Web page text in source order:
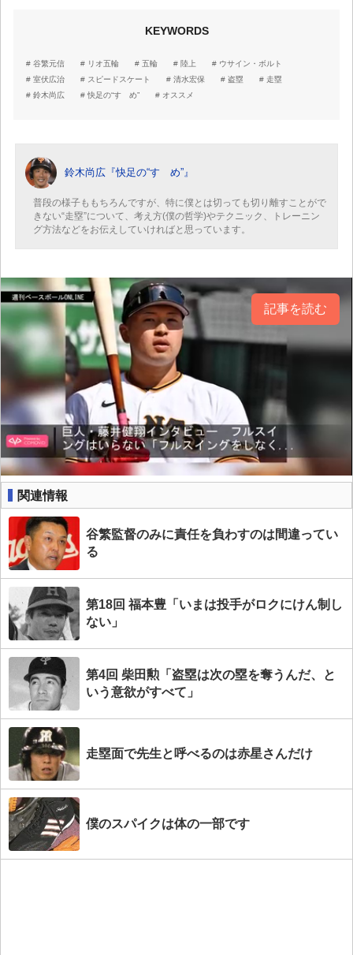
KEYWORDS
谷繁元信 リオ五輪 五輪 陸上
ウサイン・ボルト
室伏広治
スピードスケート 清水宏保 盗塁
走塁
鈴木尚広
快足の“すゝめ” オススメ
鈴木尚広『快足の“すゝめ”』
普段の様子ももちろんですが、特に僕とは切っても切り離すことがで
きない“走塁”について、考え方(僕の哲学)やテクニック、トレーニン
グ方法などをお伝えしていければと思っています。
記事を読む
関連情報
谷繁監督のみに責任を負わすのは間違ってい
る
第18回 福本豊「いまは投手がロクにけん制し
ない」
第4回 柴田勲「盗塁は次の塁を奪うんだ、と
いう意欲がすべて」
走塁面で先生と呼べるのは赤星さんだけ
僕のスパイクは体の一部です